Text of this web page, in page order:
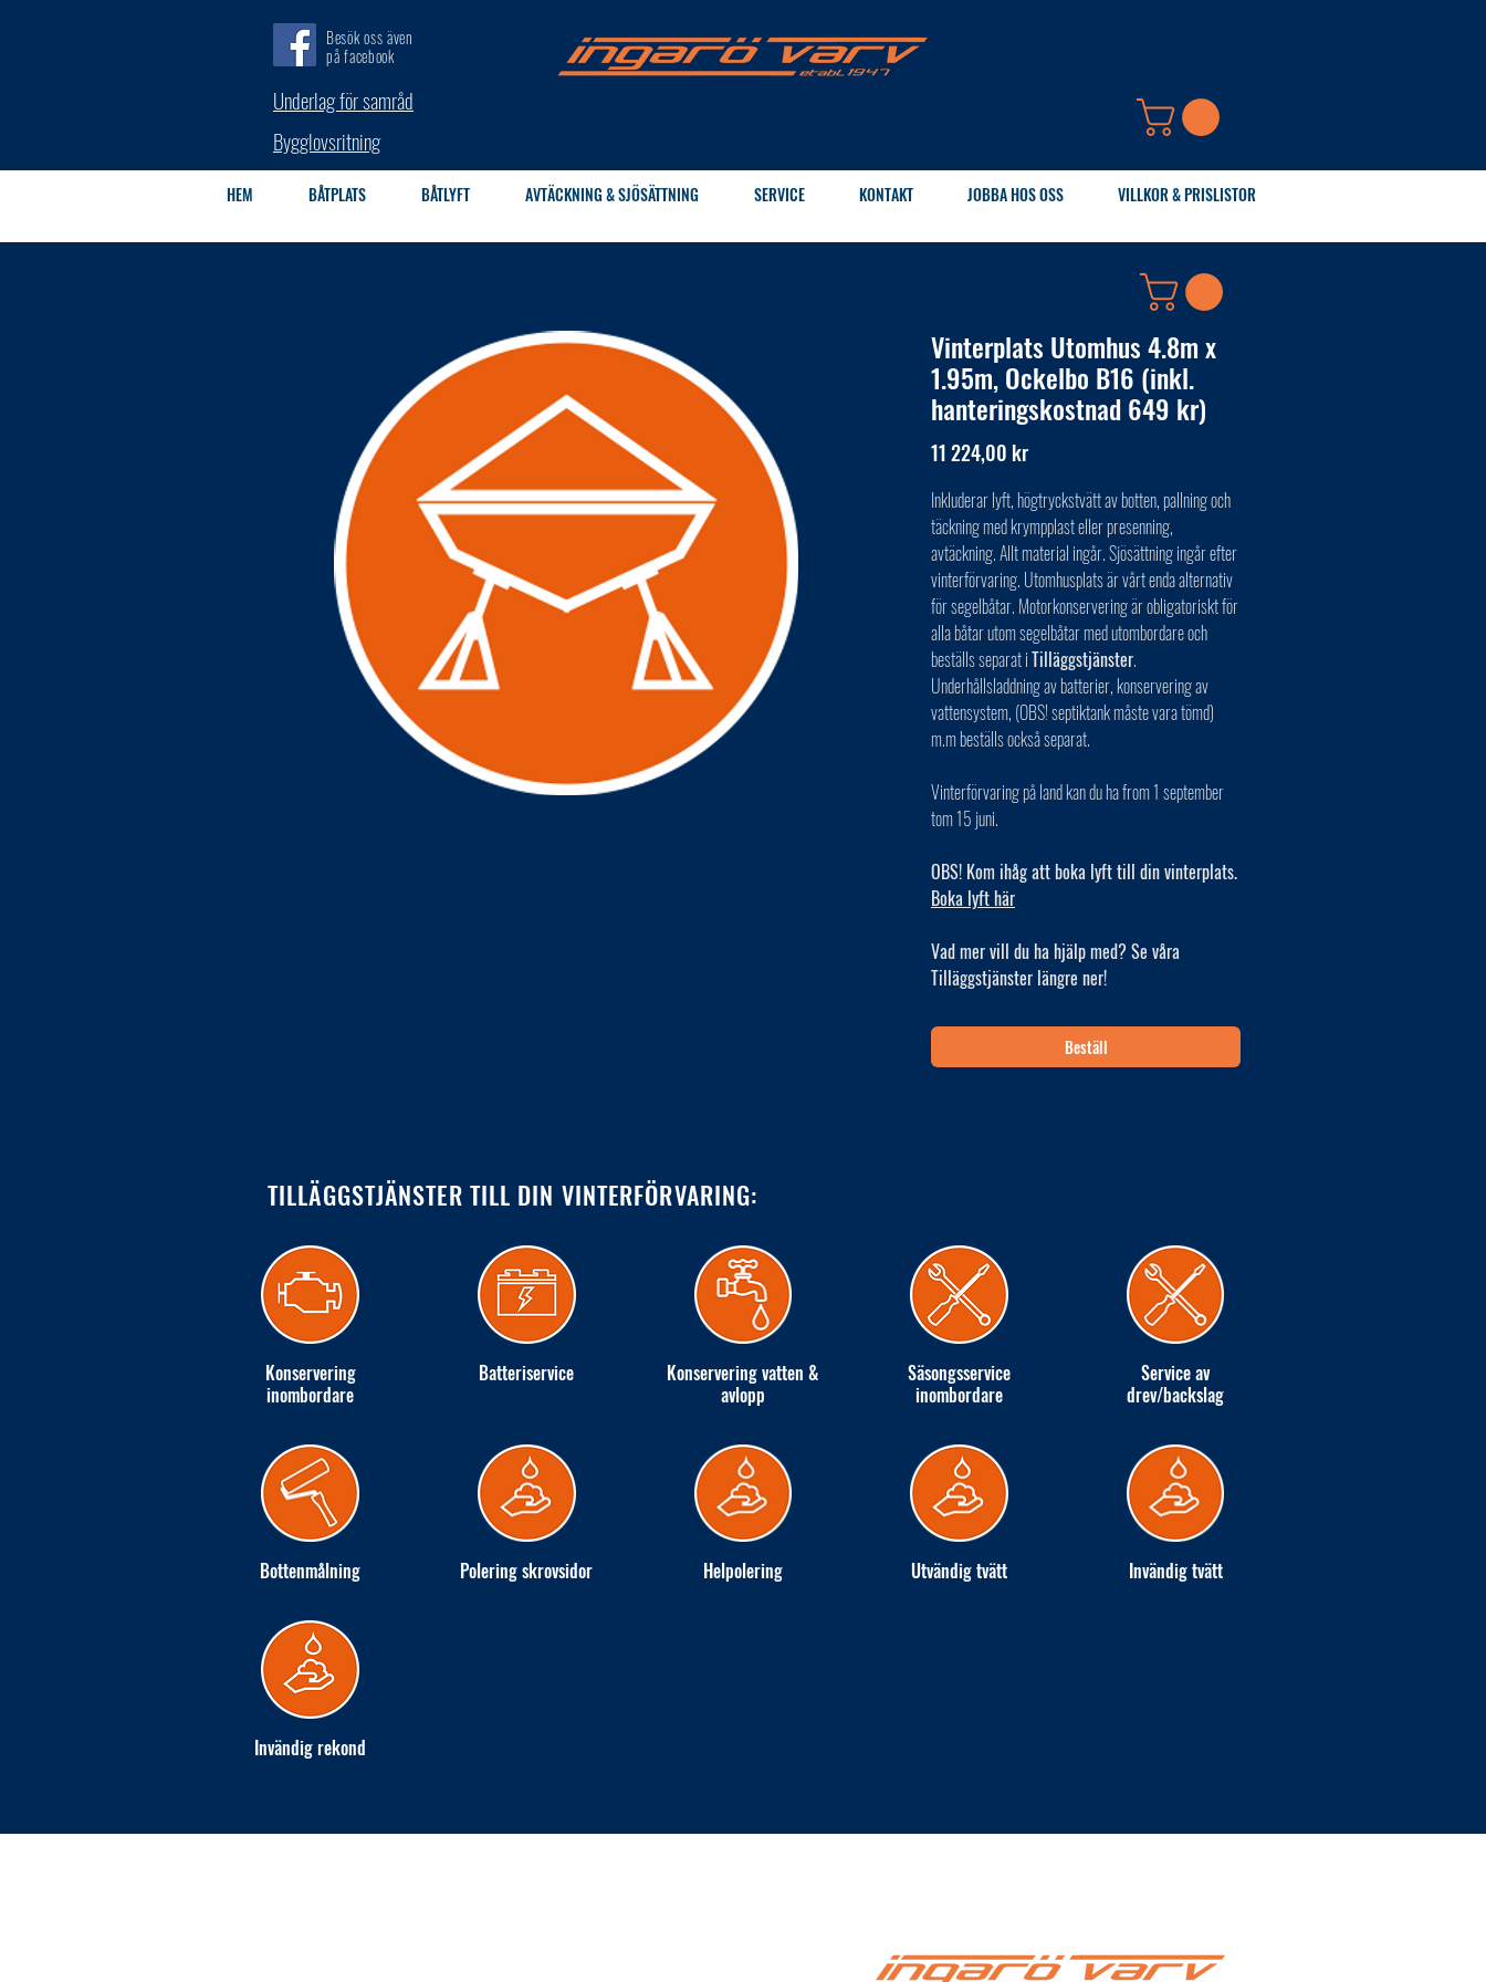
Besök oss även
på facebook
Underlag för samråd
Bygglovsritning
HEM BÅTPLATS BÅTLYFT AVTÄCKNING & SJÖSÄTTNING SERVICE KONTAKT JOBBA HOS OSS VILLKOR & PRISLISTOR
TILLÄGGSTJÄNSTER TILL DIN VINTERFÖRVARING:
Konservering
inombordare
Batteriservice
Konservering vatten &
avlopp
Säsongsservice
inombordare
Service av
drev/backslag
Bottenmålning Polering skrovsidor Helpolering Utvändig tvätt Invändig tvätt
Invändig rekond
Vinterplats Utomhus 4.8m x
1.95m, Ockelbo B16 (inkl.
hanteringskostnad 649 kr)
11 224,00 krPris
Inkluderar lyft, högtryckstvätt av botten, pallning och
täckning med krympplast eller presenning,
avtäckning. Allt material ingår. Sjösättning ingår efter
vinterförvaring. Utomhusplats är vårt enda alternativ
för segelbåtar. Motorkonservering är obligatoriskt för
alla båtar utom segelbåtar med utombordare och
beställs separat iTilläggstjänster.
Underhållsladdning av batterier, konservering av
vattensystem, (OBS! septiktank måste vara tömd)
m.m beställs också separat.
Vinterförvaring på land kan du ha from 1 september
tom 15 juni.
OBS! Kom ihåg att boka lyft till din vinterplats.
Boka lyft här
Vad mer vill du ha hjälp med? Se våra
Tilläggstjänster längre ner!
Beställ